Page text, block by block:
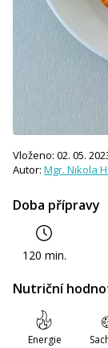
Doba přípravy
120 min.
Vloženo: 02. 05.
Autor: Mgr. Nikola
Nutriční
Energie